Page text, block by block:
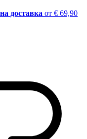
доставка от € 69,90